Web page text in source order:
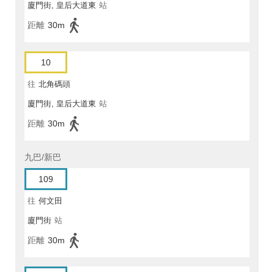
廈門街, 皇后大道東 站
距離 30m
10
往 北角碼頭
廈門街, 皇后大道東 站
距離 30m
九巴/新巴
109
往 何文田
廈門街 站
距離 30m